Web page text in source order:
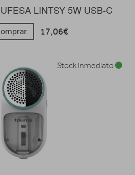
LINTSY 5W USB-C
17,06€
Stock inmediato